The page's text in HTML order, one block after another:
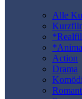
Alle
Action
Drama